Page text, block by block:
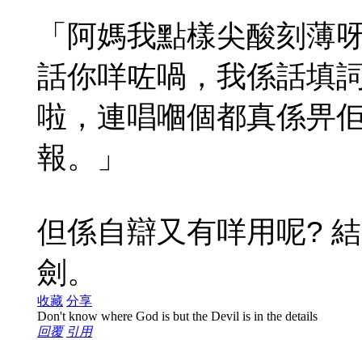
「阿媽我點樣尖酸刻薄
話你咩咗喎，我係話填
啦， 連唱嗰個都真係畀
報。」
但係自辯又有咩用呢?
劍。
收藏 分享
Don't know where God is but the Devil is in the details
回覆 引用